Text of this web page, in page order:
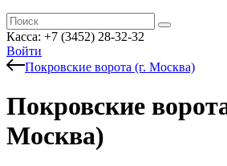
Касса: +7 (3452) 28-32-32
Войти
Покровские ворота (г. Москва)
Покровские
Москва)